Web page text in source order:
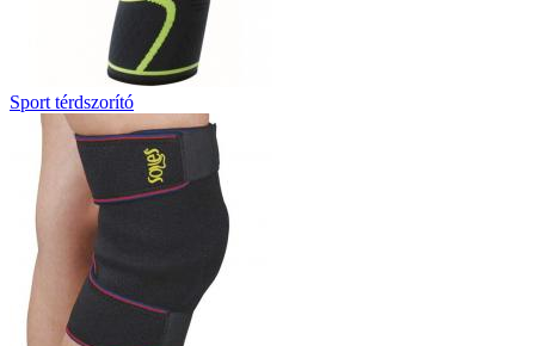
Sport térdszorító